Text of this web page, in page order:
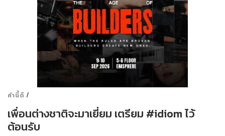
คำนี้ดี /
เพื่อนต่างชาติจะมาเยี่ยม เตรียม #idiom ไว้
ต้อนรับ